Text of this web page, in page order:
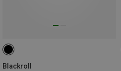
Blackroll